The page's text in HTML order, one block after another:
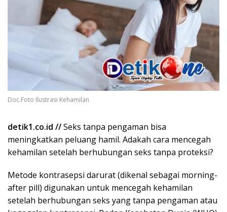
Doc.Foto Ilustrasi Kehamilan
detik1.co.id //Seks tanpa pengaman bisa
meningkatkan peluang hamil. Adakah cara mencegah
kehamilan setelah berhubungan seks tanpa proteksi?
Metode kontrasepsi darurat (dikenal sebagai morning-
after pill) digunakan untuk mencegah kehamilan
setelah berhubungan seks yang tanpa pengaman atau